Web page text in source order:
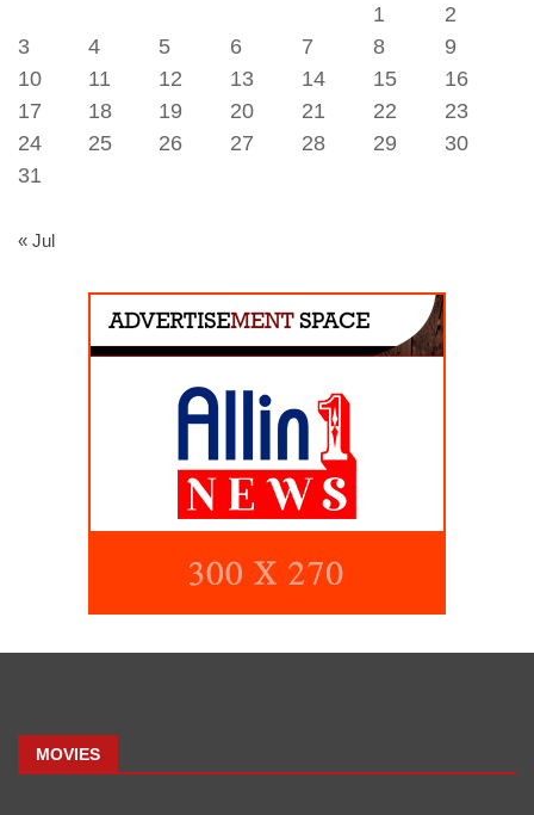
1
2
3
4 5 6 7 8
9
10
11 12 13 14 15
16
17
18 19 20 21 22
23
24
25 26 27 28 29
30
31
« Jul
MOVIES